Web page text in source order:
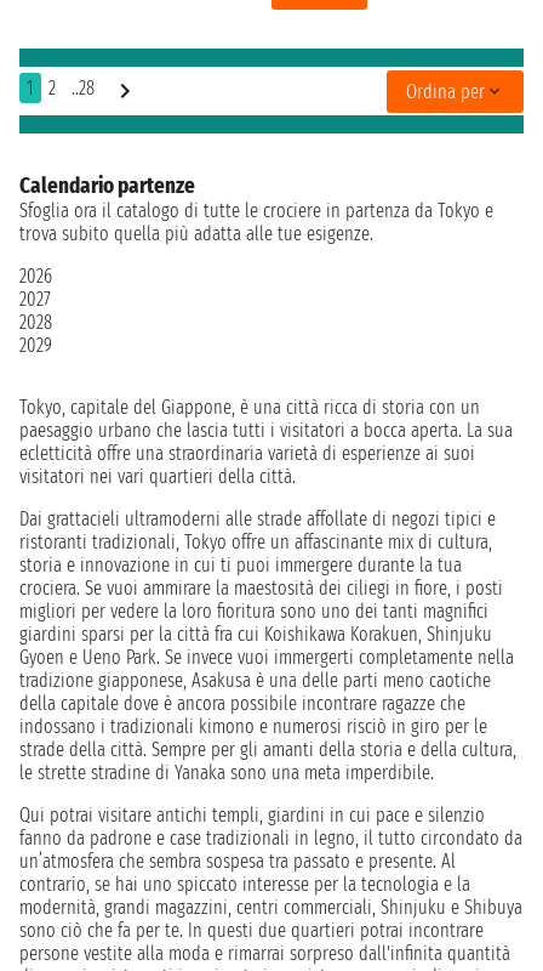
1 2 ..28 Ordina per
Calendario partenze
Sfoglia ora il catalogo di tutte le crociere in partenza da Tokyo e
trova subito quella più adatta alle tue esigenze.
2026
2027
2028
2029
Tokyo, capitale del Giappone, è una città ricca di storia con un
paesaggio urbano che lascia tutti i visitatori a bocca aperta. La sua
ecletticità offre una straordinaria varietà di esperienze ai suoi
visitatori nei vari quartieri della città.
Dai grattacieli ultramoderni alle strade affollate di negozi tipici e
ristoranti tradizionali, Tokyo offre un affascinante mix di cultura,
storia e innovazione in cui ti puoi immergere durante la tua
crociera. Se vuoi ammirare la maestosità dei ciliegi in fiore, i posti
migliori per vedere la loro fioritura sono uno dei tanti magnifici
giardini sparsi per la città fra cui Koishikawa Korakuen, Shinjuku
Gyoen e Ueno Park. Se invece vuoi immergerti completamente nella
tradizione giapponese, Asakusa è una delle parti meno caotiche
della capitale dove è ancora possibile incontrare ragazze che
indossano i tradizionali kimono e numerosi risciò in giro per le
strade della città. Sempre per gli amanti della storia e della cultura,
le strette stradine di Yanaka sono una meta imperdibile.
Qui potrai visitare antichi templi, giardini in cui pace e silenzio
fanno da padrone e case tradizionali in legno, il tutto circondato da
un’atmosfera che sembra sospesa tra passato e presente. Al
contrario, se hai uno spiccato interesse per la tecnologia e la
modernità, grandi magazzini, centri commerciali, Shinjuku e Shibuya
sono ciò che fa per te. In questi due quartieri potrai incontrare
persone vestite alla moda e rimarrai sorpreso dall'infinita quantità